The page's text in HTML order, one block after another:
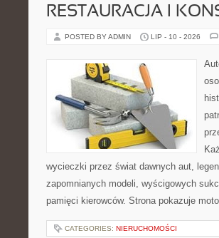
RESTAURACJA I
POSTED BY ADMIN LIP - 10 - 2026
wycieczki przez świat dawnych aut,
zapomnianych modeli, wyścigowych
pamięci kierowców. Strona pokazuje
CATEGORIES: NIERUCHOMOŚCI